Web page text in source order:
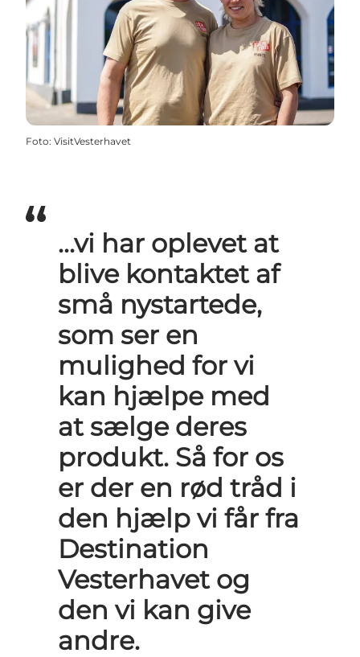
Foto: VisitVesterhavet
...vi har oplevet at
blive kontaktet af
små nystartede,
som ser en
mulighed for vi
kan hjælpe med
at sælge deres
produkt. Så for os
er der en rød tråd i
den hjælp vi får fra
Destination
Vesterhavet og
den vi kan give
andre.